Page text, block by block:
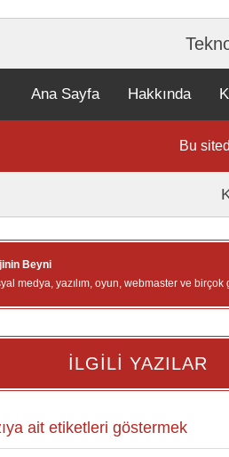
Ana Sayfa Hakkında
Bu
Beyni
medya, yazılım, oyun, webmaster ve
İLGİLİ YAZILAR
ait etiketleri göstermek